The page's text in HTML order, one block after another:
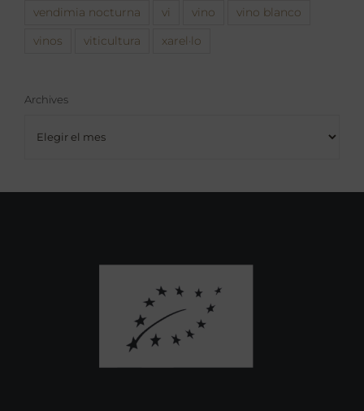
vendimia nocturna vi vino vino blanco
vinos viticultura xarel·lo
Archives